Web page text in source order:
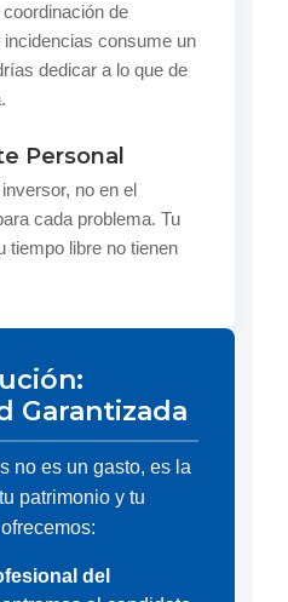
de
incidencias consume un
dedicar a lo que de
Personal
no en el
cada problema. Tu
tiempo libre no tienen
Garantizada
no es un gasto, es la
patrimonio y tu
del